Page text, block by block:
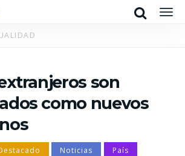
Search
son
como nuevos
Noticias País